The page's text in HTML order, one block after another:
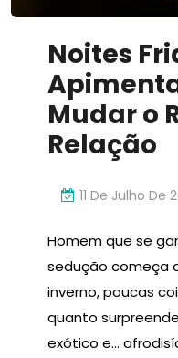
Noites
Mudar o
Relação
11 De Julho De
Homem que se
sedução começa
inverno, poucas
quanto
exótico e…